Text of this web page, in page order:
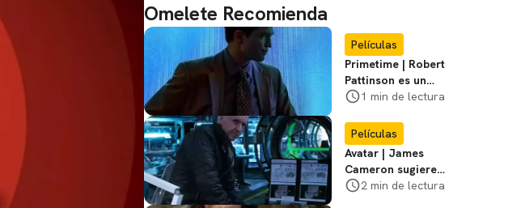
Omelete Recomienda
Películas
Primetime | Robert
Pattinson es un
cazador de
primer póster del
film
1 min de lectura
Películas
Avatar | James
Cameron sugiere
que está listo para
2 min de lectura